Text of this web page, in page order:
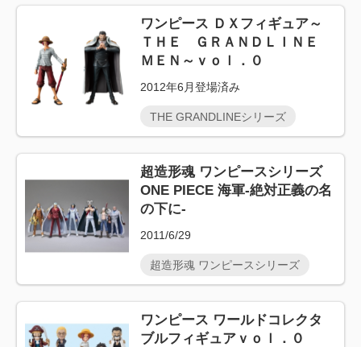
ワンピース ＤＸフィギュア～
ＴＨＥ ＧＲＡＮＤＬＩＮＥ
ＭＥＮ～ｖｏｌ．０
2012年6月登場済み
THE GRANDLINEシリーズ
超造形魂 ワンピースシリーズ
ONE PIECE 海軍-絶対正義の名
の下に-
2011/6/29
超造形魂 ワンピースシリーズ
ワンピース ワールドコレクタ
ブルフィギュアｖｏｌ．０